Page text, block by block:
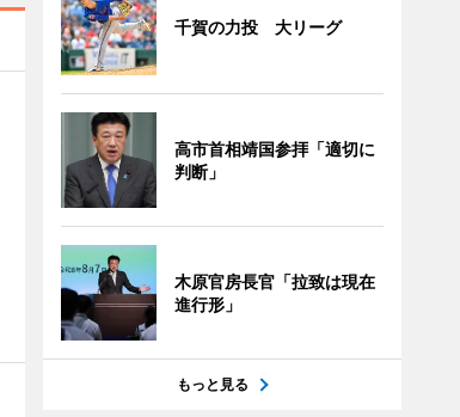
千賀の力投 大リーグ
高市首相靖国参拝「適切に
判断」
木原官房長官「拉致は現在
進行形」
もっと見る